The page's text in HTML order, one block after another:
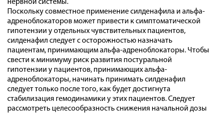
нервной системы.
Поскольку совместное применение силденафила и альфа-
адреноблокаторов может привести к симптоматической
гипотензии у отдельных чувствительных пациентов,
силденафил следует с осторожностью назначать
пациентам, принимающим альфа-адреноблокаторы. Чтобы
свести к минимуму риск развития постуральной
гипотензии у пациентов, принимающих альфа-
адреноблокаторы, начинать принимать силденафил
следует только после того, как будет достигнута
стабилизация гемодинамики у этих пациентов. Следует
рассмотреть целесообразность снижения начальной дозы